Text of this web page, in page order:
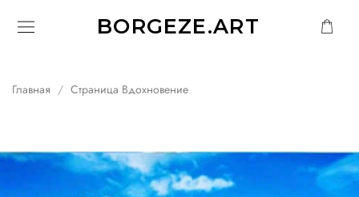
BORGEZE.ART
Главная Страница Вдохновение